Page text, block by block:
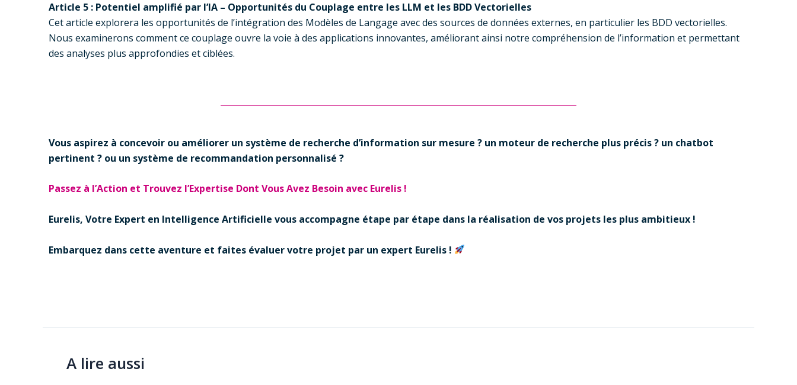
Article 5 : Potentiel amplifié par l’IA – Opportunités du Couplage entre les LLM et les BDD Vectorielles
Cet article explorera les opportunités de l’intégration des Modèles de Langage avec des sources de données externes, en particulier les BDD vectorielles.
Nous examinerons comment ce couplage ouvre la voie à des applications innovantes, améliorant ainsi notre compréhension de l’information et permettant
des analyses plus approfondies et ciblées.
Vous aspirez à concevoir ou améliorer un système de recherche d’information sur mesure ? un moteur de recherche plus précis ? un chatbot
pertinent ? ou un système de recommandation personnalisé ?
Passez à l’Action et Trouvez l’Expertise Dont Vous Avez Besoin avec Eurelis !
Eurelis, Votre Expert en Intelligence Artificielle vous accompagne étape par étape dans la réalisation de vos projets les plus ambitieux !
Embarquez dans cette aventure et faites évaluer votre projet par un expert Eurelis !
A lire aussi